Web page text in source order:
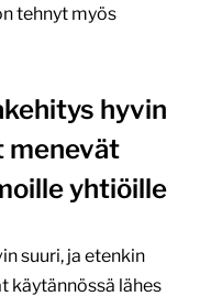
tehnyt myös
hyvin
menevät
yhtiöille
suuri, ja etenkin
käytännössä lähes